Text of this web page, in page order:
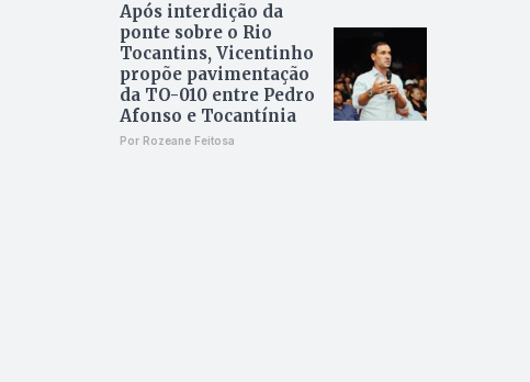
Após interdição da
ponte sobre o Rio
Tocantins, Vicentinho
propõe pavimentação
da TO-010 entre Pedro
Afonso e Tocantínia
Por Rozeane Feitosa